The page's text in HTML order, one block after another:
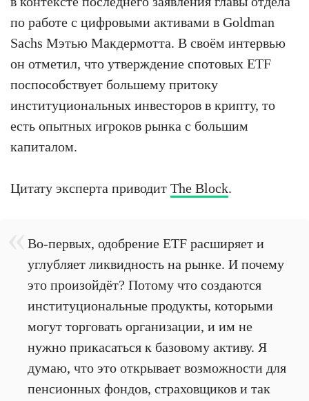
по работе с цифровыми активами в Goldman
Sachs Мэтью Макдермотта. В своём интервью
он отметил, что утверждение спотовых ETF
поспособствует большему притоку
институциональных инвесторов в крипту, то
есть опытных игроков рынка с большим
капиталом.
Цитату эксперта приводит The Block.
Во-первых, одобрение ETF расширяет и
углубляет ликвидность на рынке. И почему
это произойдёт? Потому что создаются
институциональные продукты, которыми
могут торговать организации, и им не
нужно прикасаться к базовому активу. Я
думаю, что это открывает возможности для
пенсионных фондов, страховщиков и так